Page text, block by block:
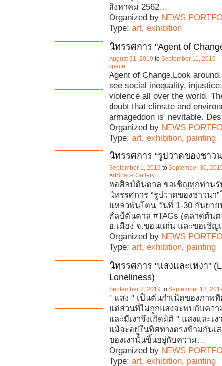
สิงหาคม 2562…
Organized by NEWS
Type: art, exhibition
นิทรรศการ "Agent of
August 31, 2019 to September 11, 2019 –
space
Agent of Change.Look
see social inequality,
violence all over the world.
doubt that climate and
armageddon is inevitable.
Organized by NEWS
Type: art, exhibition, painting
นิทรรศการ “รูปวาดของชาวน
September 1, 2019 to September 30,
ArtSpace Gallery
หอศิลป์ต้นตาล ขอเชิญทุกท่าน
นิทรรศการ “รูปวาดของชาวนา
แหลวพันโตน วันที่ 1-30 กันยา
ศิลป์ต้นตาล #TAGs (ตลาดต้น
อ.เมือง จ.ขอนแก่น และขอเชิญ
Organized by NEWS
Type: art, exhibition, painting
นิทรรศการ "แสงและเหงา"
Loneliness)
September 2, 2019 to September 13,
" แสง " เป็นต้นกำเนิดของภาพที่
แต่ส่วนที่ไม่ถูกแสงจะพบกับควา
และมีเงาจึงเกิดมิติ " แสงและเ
แม้จะอยู่ในทิศทางตรงข้ามกันเ
ของเงานั้นขึ้นอยู่กับความ…
Organized by NEWS
Type: art, exhibition, painting